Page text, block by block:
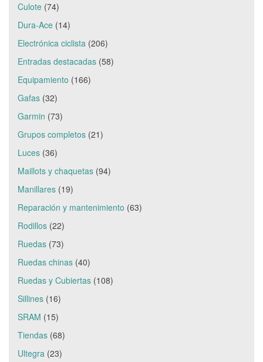
Culote (74)
Dura-Ace (14)
Electrónica ciclista (206)
Entradas destacadas (58)
Equipamiento (166)
Gafas (32)
Garmin (73)
Grupos completos (21)
Luces (36)
Maillots y chaquetas (94)
Manillares (19)
Reparación y mantenimiento (63)
Rodillos (22)
Ruedas (73)
Ruedas chinas (40)
Ruedas y Cubiertas (108)
Sillines (16)
SRAM (15)
Tiendas (68)
Ultegra (23)